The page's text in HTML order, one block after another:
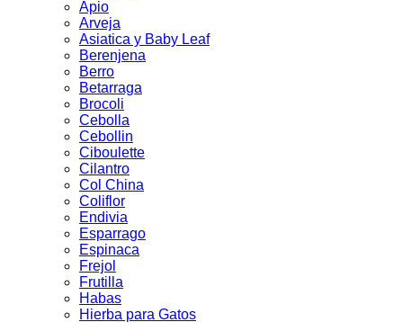
Apio
Arveja
Asiatica y Baby Leaf
Berenjena
Berro
Betarraga
Brocoli
Cebolla
Cebollin
Ciboulette
Cilantro
Col China
Coliflor
Endivia
Esparrago
Espinaca
Frejol
Frutilla
Habas
Hierba para Gatos